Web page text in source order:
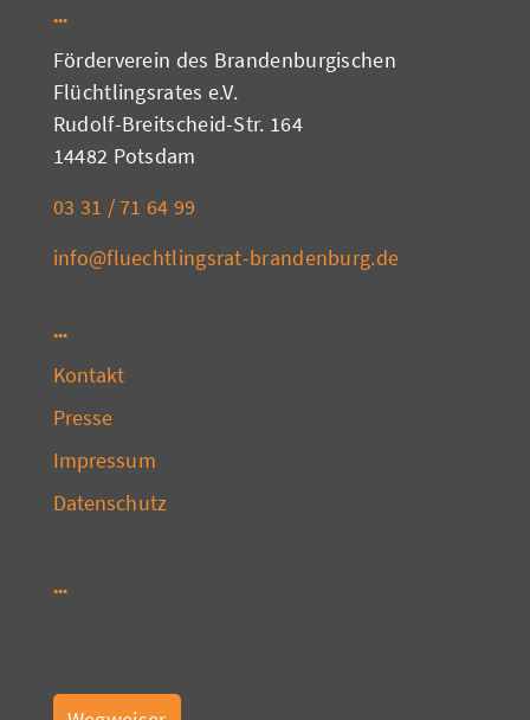
Förderverein des Brandenburgischen
Flüchtlingsrates e.V.
Rudolf-Breitscheid-Str. 164
14482 Potsdam
03 31 / 71 64 99
info@fluechtlingsrat-brandenburg.de
Kontakt
Presse
Impressum
Datenschutz